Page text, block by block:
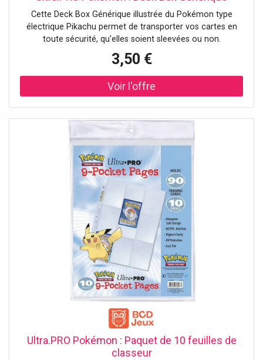
Cette Deck Box Générique illustrée du Pokémon type
électrique Pikachu permet de transporter vos cartes en
toute sécurité, qu'elles soient sleevées ou non.
3,50 €
Ultra.PRO Pokémon : Paquet de 10 feuilles de
classeur